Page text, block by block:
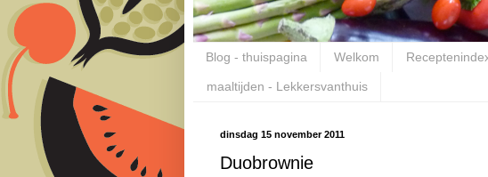
Blog - thuispagina Welkom
maaltijden - Lekkersvanthuis
dinsdag 15 november 2011
Duobrownie